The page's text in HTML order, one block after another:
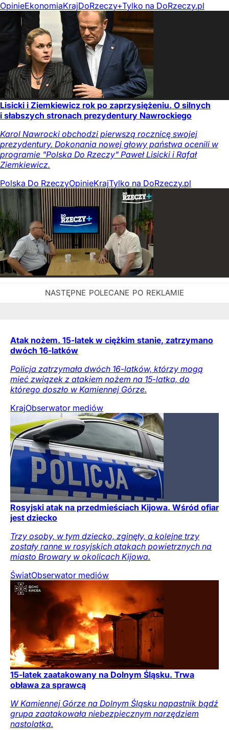
OpinieEkonomiaKrajDoRzeczy+Tylko na DoRzeczy.pl
Lisicki i Ziemkiewicz rok po zaprzysiężeniu. O silnych
i słabszych stronach prezydentury Nawrockiego
Karol Nawrocki obchodzi pierwszą rocznicę swojej
prezydentury. Dokonania nowej głowy państwa ocenili w
programie "Polska Do Rzeczy" Paweł Lisicki i Rafał
Ziemkiewicz.
Polska Do RzeczyOpinieKrajTylko na DoRzeczy.pl
Atak nożem. 15-latek w ciężkim stanie, zatrzymano
dwóch 16-latków
Policja zatrzymała dwóch 16-latków, którzy mogą
mieć związek z atakiem nożem na 15-latka, do
którego doszło w Kamiennej Górze.
KrajObserwator mediów
Rosyjski atak na przedmieściach Kijowa. Wśród ofiar
jest dziecko
Trzy osoby, w tym dziecko, zginęły, a kolejne trzy
zostały ranne w rosyjskich atakach powietrznych na
miasto Browary w okolicach Kijowa.
ŚwiatObserwator mediów
15-latek zaatakowany na Dolnym Śląsku. Trwa
obława za sprawcą
W Kamiennej Górze na Dolnym Śląsku napastnik bądź
grupa zaatakowała niebezpiecznym narzędziem
nastolatka.